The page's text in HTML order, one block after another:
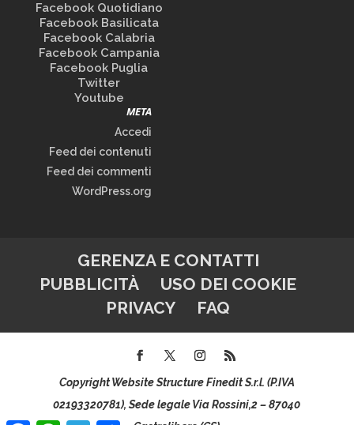
Facebook Quotidiano
Facebook Basilicata
Facebook Calabria
Facebook Campania
Facebook Puglia
Twitter
Youtube
META
Accedi
Feed dei contenuti
Feed dei commenti
WordPress.org
GERENZA E CONTATTI
PUBBLICITÀ
USO DEI COOKIE
PRIVACY
FAQ
Copyright Website Structure Finedit S.r.l. (P.IVA
02193320781), Sede legale Via Rossini,2 – 87040